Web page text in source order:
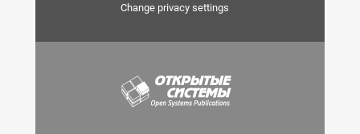
Change privacy settings